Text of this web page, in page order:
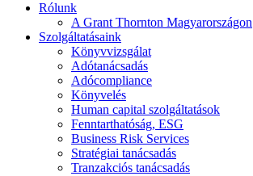
Rólunk
A Grant Thornton Magyarországon
Szolgáltatásaink
Könyvvizsgálat
Adótanácsadás
Adócompliance
Könyvelés
Human capital szolgáltatások
Fenntarthatóság, ESG
Business Risk Services
Stratégiai tanácsadás
Tranzakciós tanácsadás